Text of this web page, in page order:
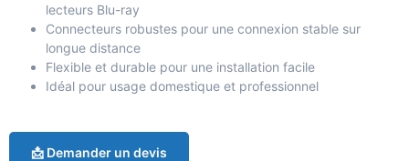
lecteurs Blu-ray
Connecteurs robustes pour une connexion stable sur
longue distance
Flexible et durable pour une installation facile
Idéal pour usage domestique et professionnel
📩 Demander un devis